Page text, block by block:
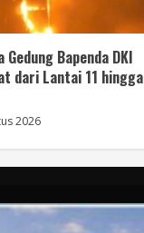
Bapenda DKI
dari Lantai 11 hingga
2026